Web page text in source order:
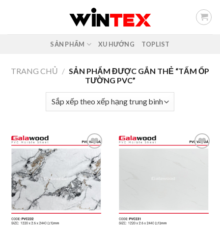
SẢN PHẨM XU HƯỚNG TOPLIST
TRANG CHỦ / SẢN PHẨM ĐƯỢC GẮN THẺ “TẤM ỐP
TƯỜNG PVC”
Add to
wishlist